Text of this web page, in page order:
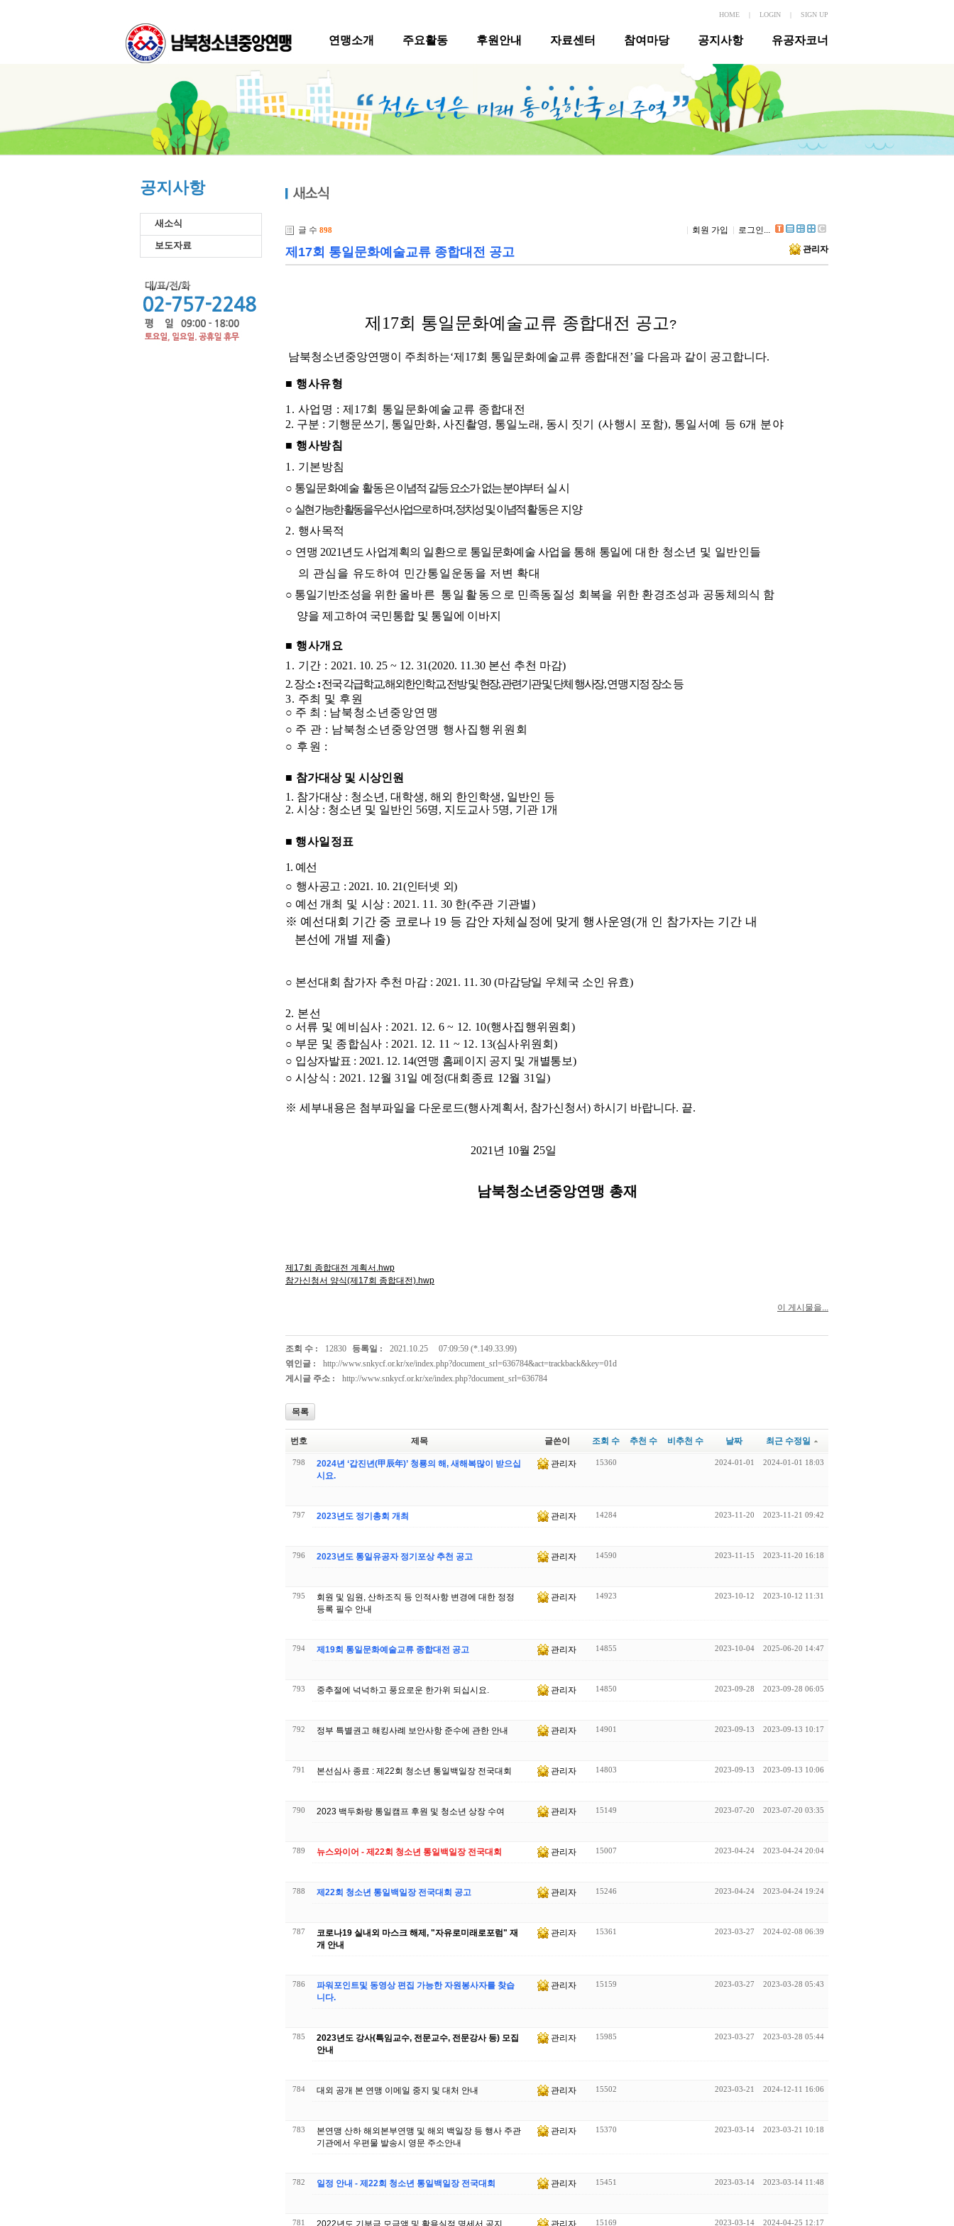
HOME | LOGIN | SIGN UP
연맹소개 주요활동 후원안내 자료센터 참여마당 공지사항 유공자코너
공지사항
새소식
보도자료
글 수 898 회원 가입 로그인...
제17회 통일문화예술교류 종합대전 공고 관리자
제17회 통일문화예술교류 종합대전 공고?
남북청소년중앙연맹이 주최하는‘제 17회 통일문화예술교류 종합대전 ’을 다음과 같이 공고합니다.
■ 행사유형
1. 사업명 : 제 17회 통일문화예술교류 종합대전
2. 구분 : 기행문쓰기 , 통일만화, 사진촬영, 통일 노래 , 동시 짓기 (사행시 포함), 통일서예 등 6개 분야
■ 행사방침
1. 기본방침
○ 통일문화예술 활동은이념적 갈등 요소가 없는 분야부터 실시
○ 실현 가능한 활동을 우선 사업으로하며,정치성 및 이념적 활동은 지양
2. 행사목적
○ 연맹 2021 년도 사업계획의 일환으로 통일문화예술 사업을 통해 통일에대한 청소년 및 일반인들
의 관심을 유도하여 민간통일 운동을 저변 확대
○ 통일기반조성을 위한 올바른 통일활동으 로 민족동질성 회복을 위한 환경조성과 공동체의 식 함
양을 제고하여 국민통합 및 통일에 이바지
■ 행사개요
1. 기간 : 2021. 10. 25 ~ 12. 31(2020. 11.30 본선 추천 마감)
2.장소 :전국 각급학교,해외한인학교,전방 및 현장,관련기관 및 단체 행사장,연맹 지정 장소 등
3. 주최 및 후원
○ 주 최 : 남북청소년중앙연맹
○ 주 관 : 남북청 소년중앙연맹 행사집행위원회
○ 후 원 :
■ 참가대상 및 시상인원
1. 참가대상 : 청소년 , 대학생, 해외 한인학생, 일반인 등
2. 시상 : 청소년 및 일반인 56명, 지도교사 5명, 기관 1개
■ 행사일정표
1. 예선
○ 행사공고 : 2021. 10. 21(인터넷 외)
○ 예선개최 및 시상 : 2021. 11. 30 한(주관 기관별)
※ 예선대회 기간 중 코로나 19 등 감안 자체실정에 맞게 행사운영(개 인 참가자는 기간 내
본선에 개별 제출)
○ 본선대회 참가자 추천 마감 : 2021. 11. 30 (마감당일 우체국 소인 유효)
2. 본선
○ 서류 및 예비심사 : 2021. 12. 6 ~ 12. 10(행사집행위원회 )
○ 부문 및 종합심사 : 2021. 12. 11 ~ 12. 13(심사위원회)
○ 입상자발표 : 2021. 12. 14(연맹 홈페이지 공지 및 개별통보)
○ 시상식 : 2021. 12월31 일 예정(대회종료 12월 31 일)
※ 세부내용은 첨부파일을 다운로드(행사계획서 , 참가신청서) 하시기 바랍니다. 끝.
2021 년 10월 25일
남북청소년중앙연맹 총재
제17회 종합대전 계획서.hwp
참가신청서 양식(제17회 종합대전).hwp
이 게시물을...
조회 수 : 12830 등록일 : 2021.10.25
07:09:59 (*.149.33.99)
엮인글 :
http://www.snkycf.or.kr/xe/index.php?document_srl=636784&act=trackback&key=01d
게시글 주소 :
http://www.snkycf.or.kr/xe/index.php?document_srl=636784
목록
번호 제목 글쓴이 조회 수 추천 수 비추천 수 날짜 최근 수정일
798
2024년 ‘갑진년(甲辰年)’ 청룡의 해, 새해복많이 받으십
시요.
관리자 15360 2024-01-01 2024-01-01 18:03
797 2023년도 정기총회 개최 관리자 14284 2023-11-20 2023-11-21 09:42
796 2023년도 통일유공자 정기포상 추천 공고 관리자 14590 2023-11-15 2023-11-20 16:18
795
회원 및 임원, 산하조직 등 인적사항 변경에 대한 정정
등록 필수 안내
관리자 14923 2023-10-12 2023-10-12 11:31
794 제19회 통일문화예술교류 종합대전 공고 관리자 14855 2023-10-04 2025-06-20 14:47
793 중추절에 넉넉하고 풍요로운 한가위 되십시요. 관리자 14850 2023-09-28 2023-09-28 06:05
792 정부 특별권고 해킹사례 보안사항 준수에 관한 안내 관리자 14901 2023-09-13 2023-09-13 10:17
791 본선심사 종료 : 제22회 청소년 통일백일장 전국대회 관리자 14803 2023-09-13 2023-09-13 10:06
790 2023 백두화랑 통일캠프 후원 및 청소년 상장 수여 관리자 15149 2023-07-20 2023-07-20 03:35
789 뉴스와이어 - 제22회 청소년 통일백일장 전국대회 관리자 15007 2023-04-24 2023-04-24 20:04
788 제22회 청소년 통일백일장 전국대회 공고 관리자 15246 2023-04-24 2023-04-24 19:24
787
코로나19 실내외 마스크 해제, "자유로미래로포럼" 재
개 안내
관리자 15361 2023-03-27 2024-02-08 06:39
786
파워포인트및 동영상 편집 가능한 자원봉사자를 찾습
니다.
관리자 15159 2023-03-27 2023-03-28 05:43
785
2023년도 강사(특임교수, 전문교수, 전문강사 등) 모집
안내
관리자 15985 2023-03-27 2023-03-28 05:44
784 대외 공개 본 연맹 이메일 중지 및 대처 안내 관리자 15502 2023-03-21 2024-12-11 16:06
783
본연맹 산하 해외본부연맹 및 해외 백일장 등 행사 주관
기관에서 우편물 발송시 영문 주소안내
관리자 15370 2023-03-14 2023-03-21 10:18
782 일정 안내 - 제22회 청소년 통일백일장 전국대회 관리자 15451 2023-03-14 2023-03-14 11:48
781 2022년도 기부금 모금액 및 활용실적 명세서 공지 관리자 15169 2023-03-14 2024-04-25 12:17